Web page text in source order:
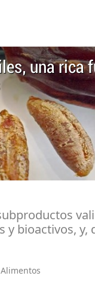
una rica
y bioactivos, y,